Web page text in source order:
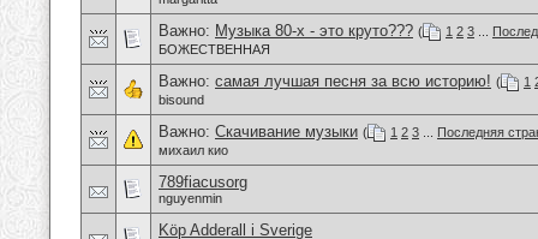
Важно: Музыка 80-х - это круто??? ( 1 2 3
БОЖЕСТВЕННАЯ
Важно: самая лучшая песня за всю историю! ( 1
bisound
Важно: Скачивание музыки ( 1 2 3
Последняя
михаил кио
789fiacusorg
nguyenmin
Köp Adderall i Sverige